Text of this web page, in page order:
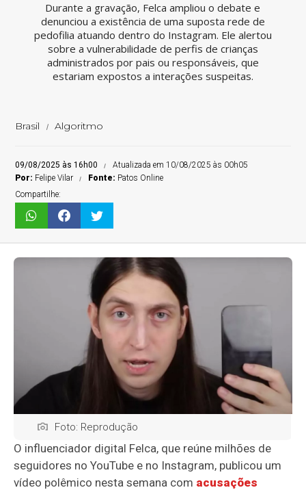
Durante a gravação, Felca ampliou o debate e
denunciou a existência de uma suposta rede de
pedofilia atuando dentro do Instagram. Ele alertou
sobre a vulnerabilidade de perfis de crianças
administrados por pais ou responsáveis, que
estariam expostos a interações suspeitas.
Brasil Algoritmo
09/08/2025 às 16h00
Atualizada em 10/08/2025 às 00h05
Por: Felipe Vilar Fonte: Patos Online
Compartilhe:
Foto: Reprodução
O influenciador digital Felca, que reúne milhões de
seguidores no YouTube e no Instagram, publicou um
vídeo polêmico nesta semana com acusações